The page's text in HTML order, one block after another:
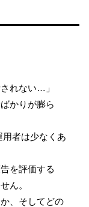
れない…」
かりが膨ら
者は少なくあ
を評価する
ん。
、そしてどの